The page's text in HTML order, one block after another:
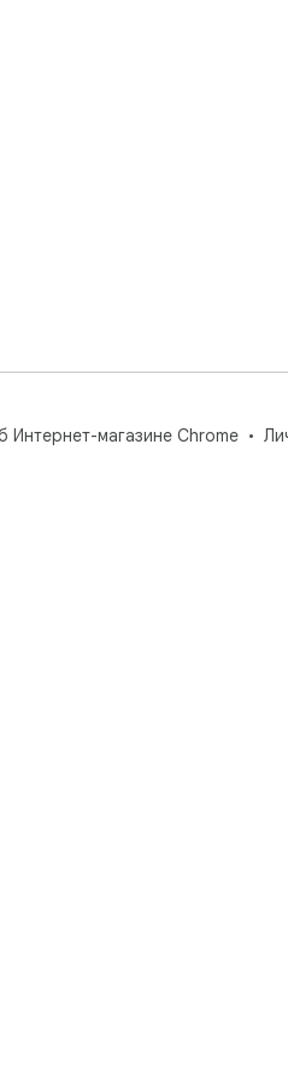
Интернет-магазине Chrome